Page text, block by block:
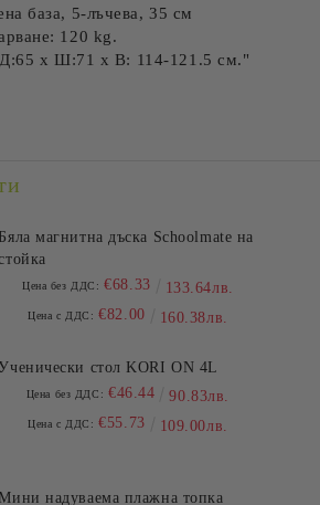
база, 5-лъчева, 35 см
120 kg.
Д:65 х Ш:71 х В: 114-121.5 см."
Бяла магнитна дъска Schoolmate на
Цена без ДДС: €68.33 133.64лв.
Цена с ДДС: €82.00 160.38лв.
Ученически стол KORI ON 4L
Цена без ДДС: €46.44 90.83лв.
Цена с ДДС: €55.73 109.00лв.
Мини надуваема плажна топка